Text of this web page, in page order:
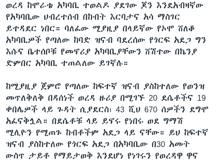
ወረዳ ከሞራቴ አካባቢ ተወልዶ ያደገው ጆን እንደአብዛኛው
የአካባቢው ህብረተሰብ በከብት እርባታና አሳ ማስገር
ይተዳደር ነበር። ባለፈው ሚያዚያ በላይኛው የኦሞ ሸለቆ
አካባቢዎች የጣለው ከባድ ዝናብ ባደረሰው የጎርፍ አደጋ ግን
እሱና ቤተሰቦቹ የመኖሪያ አካባቢያቸውን ሸሽተው በኬንያ
ድምበር አካባቢ ተጠልለው ይገኛሉ።
ከሚያዚያ ጀምሮ የጣለው ከፍተኛ ዝናብ ያስከተለው የወንዝ
መጥለቅለቅ በዳሰነች ወረዳ ዙሪያ በሚገኙ 20 ደሴቶችና 19
ቀበሌዎች ላይ ጉዳት ሲያደርስ፣ 43 ሺህ 670 ሰዎችን ደግሞ
አፈናቅሏል። በደሴቶቹ ላይ ይኖሩ የነበሩ ወደ ግማሽ
ሚሊዮን የሚጠጉ ከብቶችም አደጋ ላይ ናቸው። ይህ ከፍተኛ
ዝናብ ያስከተለው የጎርፍ አደጋ በአካባቢው በ30 አመት
ውስጥ ታይቶ የማይታወቅ እንደሆነ የነገሩን የወረዳዋ ዋና